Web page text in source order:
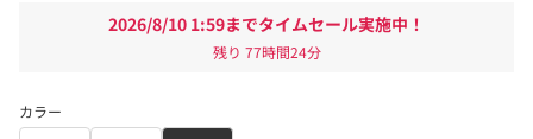
2026/8/10 1:59までタイムセール実施中！
残り 77時間24分
カラー